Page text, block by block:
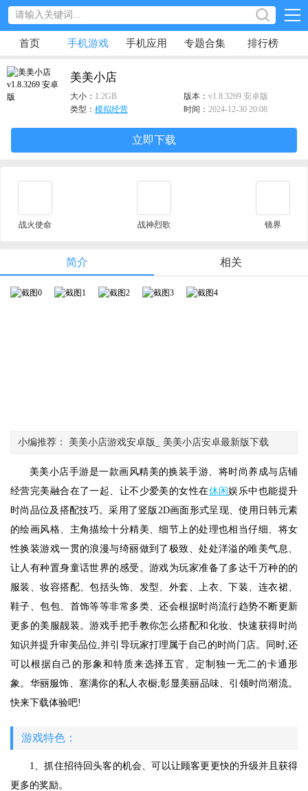
首页 手机游戏 手机应用 专题合集 排行榜
美美小店
大小： 1.2GB 版本： v1.8.3269 安卓版
类型： 模拟经营 时间： 2024-12-30 20:08
立即下载
战火使命 战神烈歌 镜界
简介 相关
小编推荐： 美美小店游戏安卓版_ 美美小店安卓最新版下载
美美小店手游是一款画风精美的换装手游、将时尚养成与店铺
经营完美融合在了一起、让不少爱美的女性在休闲娱乐中也能提升
时尚品位及搭配技巧。采用了竖版2D画面形式呈现、使用日韩元素
的绘画风格、主角描绘十分精美、细节上的处理也相当仔细、将女
性换装游戏一贯的浪漫与绮丽做到了极致、处处洋溢的唯美气息、
让人有种置身童话世界的感受。游戏为玩家准备了多达千万种的的
服装、妆容搭配、包括头饰、发型、外套、上衣、下装、连衣裙、
鞋子、包包、首饰等等非常多类、还会根据时尚流行趋势不断更新
更多的美服靓装。游戏手把手教你怎么搭配和化妆、快速获得时尚
知识并提升审美品位,并引导玩家打理属于自己的时尚门店。同时,还
可以根据自己的形象和特质来选择五官、定制独一无二的卡通形
象。华丽服饰、塞满你的私人衣橱;彰显美丽品味、引领时尚潮流。
快来下载体验吧!
游戏特色：
1、抓住招待回头客的机会、可以让顾客更更快的升级并且获得
更多的奖励。